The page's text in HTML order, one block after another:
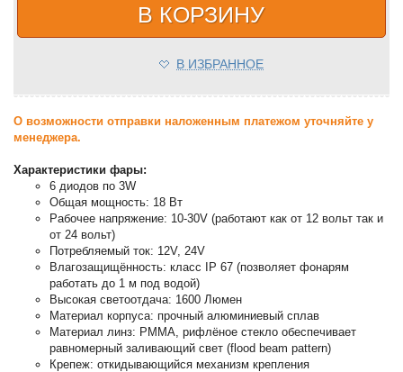
В КОРЗИНУ
В ИЗБРАННОЕ
О возможности отправки наложенным платежом уточняйте у
менеджера.
Характеристики фары:
6 диодов по 3W
Общая мощность: 18 Вт
Рабочее напряжение: 10-30V (работают как от 12 вольт так и
от 24 вольт)
Потребляемый ток: 12V, 24V
Влагозащищённость: класс IP 67 (позволяет фонарям
работать до 1 м под водой)
Высокая светоотдача: 1600 Люмен
Материал корпуса: прочный алюминиевый сплав
Материал линз: PMMA, рифлёное стекло обеспечивает
равномерный заливающий свет (flood beam pattern)
Крепеж: откидывающийся механизм крепления